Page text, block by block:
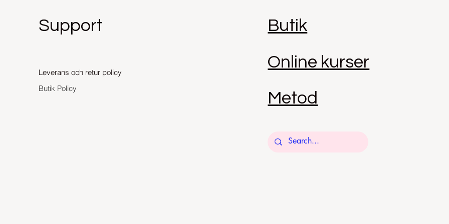
Support
Leverans och retur policy
Butik Policy
Butik
Online kurser
Metod